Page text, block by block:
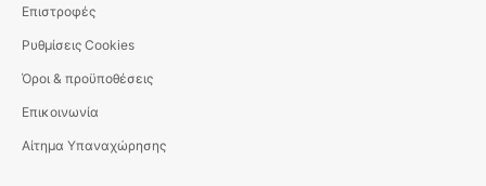
Επιστροφές
Ρυθμίσεις Cookies
Όροι & προϋποθέσεις
Επικοινωνία
Αίτημα Υπαναχώρησης